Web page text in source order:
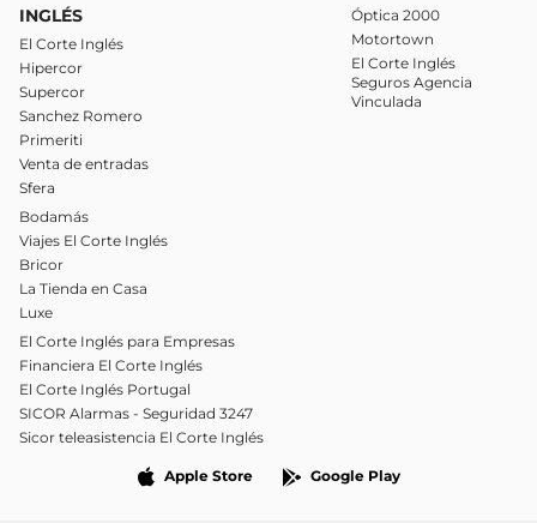
INGLÉS
El Corte Inglés
Hipercor
Supercor
Sanchez Romero
Primeriti
Venta de entradas
Sfera
Bodamás
Viajes El Corte Inglés
Bricor
La Tienda en Casa
Luxe
El Corte Inglés para Empresas
Financiera El Corte Inglés
El Corte Inglés Portugal
SICOR Alarmas - Seguridad 3247
Sicor teleasistencia El Corte Inglés
Óptica 2000
Motortown
El Corte Inglés
Seguros Agencia
Vinculada
Apple Store Google Play